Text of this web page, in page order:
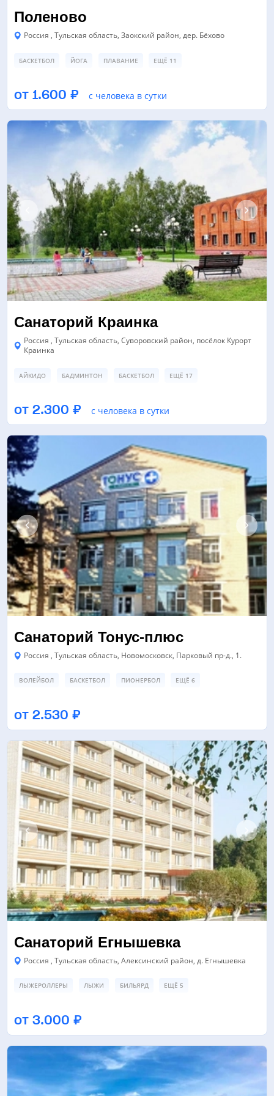
Поленово
Россия , Тульская область, Заокский район, дер. Бёхово
БАСКЕТБОЛ ЙОГА ПЛАВАНИЕ ЕЩЁ 11
СПОРТИВНАЯ ПЛОЩАДКА
ЕЩЁ 2
от 1.600 ₽ с человека в сутки
Санаторий Краинка
Россия , Тульская область, Суворовский район, посёлок Курорт
Краинка
АЙКИДО БАДМИНТОН БАСКЕТБОЛ ЕЩЁ 17
ЕЩЁ 4
от 2.300 ₽ с человека в сутки
Санаторий Тонус-плюс
Россия , Тульская область, Новомосковск, Парковый пр-д., 1.
ВОЛЕЙБОЛ БАСКЕТБОЛ ПИОНЕРБОЛ ЕЩЁ 6
СПОРТИВНЫЙ ЗАЛ
от 2.530 ₽
Санаторий Егнышевка
Россия , Тульская область, Алексинский район, д. Егнышевка
ЛЫЖЕРОЛЛЕРЫ ЛЫЖИ БИЛЬЯРД ЕЩЁ 5
СПОРТИВНАЯ ПЛОЩАДКА
от 3.000 ₽